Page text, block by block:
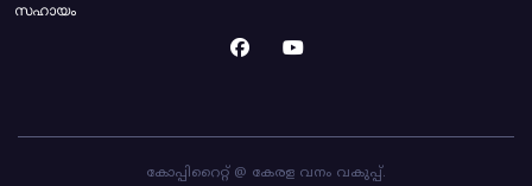
സഹായം
കോപ്പിറൈറ്റ് @ കേരള വനം വകുപ്പ്.